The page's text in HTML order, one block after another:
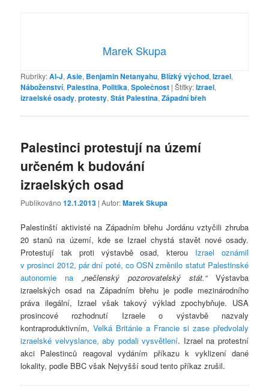
Marek Skupa
Rubriky:Al-J,Asie, Benjamin Netanyahu, Blízký východ,Izrael,
Náboženství, Palestina, Politika,Společnost |Štítky:Izrael,
izraelské osady,protesty,Stát Palestina,Západní břeh
Palestinci protestují na území
určeném k budování
izraelských osad
Publikováno12.1.2013 | Autor:Marek Skupa
Palestinští aktivisté na Západním břehu Jordánu vztyčili zhruba
20 stanů na území, kde se Izrael chystá stavět nové osady.
Protestují tak proti výstavbě osad, kterou Izrael oznámil
v prosinci 2012, pár dní poté, co OSN změnilo statut Palestinské
autonomie na
„nečlenský pozorovatelský stát.“Výstavba
izraelských osad na Západním břehu je podle mezinárodního
práva ilegální, Izrael však takový výklad zpochybňuje. USA
prosincové rozhodnutí Izraele o výstavbě nazvaly
kontraproduktivním,Velká Británie a Francie si zase předvolaly
izraelské velvyslance, aby podali vysvětlení. Izrael na protestní
akci Palestinců reagoval vydáním příkazu k vyklizení dané
lokality, podle BBC však Nejvyšší soud tento příkaz zrušil.